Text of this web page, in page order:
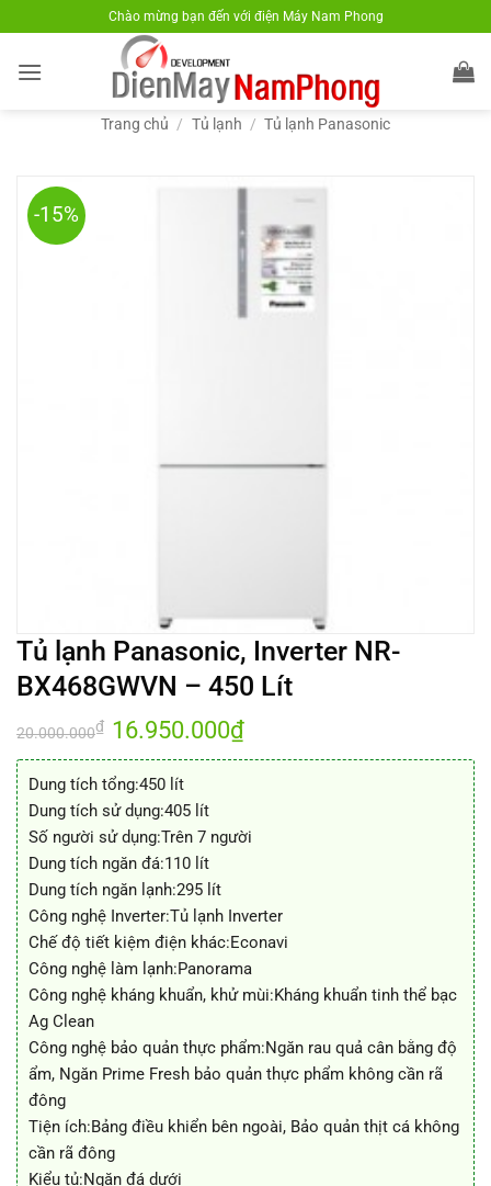
qua
nội
Chào mừng bạn đến với điện Máy Nam Phong
Trang chủ / Tủ lạnh / Tủ lạnh Panasonic
-15%
Tủ lạnh Panasonic, Inverter NR-
BX468GWVN – 450 Lít
20.000.000₫ Giá
gốc
là:
16.950.000₫Giá
tại
Dung tích tổng:450 lít
Dung tích sử dụng:405 lít
Số người sử dụng:Trên 7 người
Dung tích ngăn đá:110 lít
Dung tích ngăn lạnh:295 lít
Công nghệ Inverter:Tủ lạnh Inverter
Chế độ tiết kiệm điện khác:Econavi
Công nghệ làm lạnh:Panorama
Công nghệ kháng khuẩn, khử mùi:Kháng khuẩn tinh thể bạc
Ag Clean
Công nghệ bảo quản thực phẩm:Ngăn rau quả cân bằng độ
ẩm, Ngăn Prime Fresh bảo quản thực phẩm không cần rã
đông
Tiện ích:Bảng điều khiển bên ngoài, Bảo quản thịt cá không
cần rã đông
Kiểu tủ:Ngăn đá dưới